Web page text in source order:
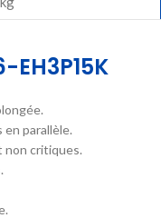
parallèle.
non critiques.